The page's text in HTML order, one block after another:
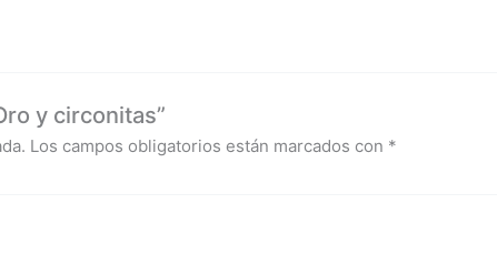
y circonitas”
Los campos obligatorios están marcados con *